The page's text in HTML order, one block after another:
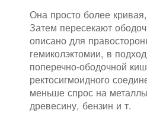
Она просто более
Затем пересекают
описано для
гемиколэктомии, в
поперечно-ободочной
ректосигмоидного
меньше спрос на
древесину, бензин и т.